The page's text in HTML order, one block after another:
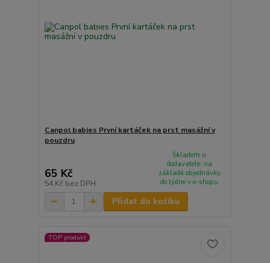
Canpol babies První kartáček na prst masážní v
pouzdru
65 Kč
54 Kč bez DPH
Skladem u
dodavatele, na
základě objednávky
do týdne v e-shopu
Přidat do košíku
TOP produkt